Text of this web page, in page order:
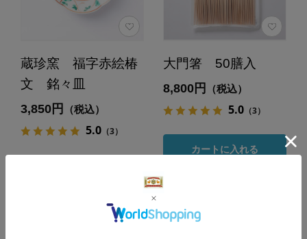
蔵珍窯 福字赤絵椿
文 銘々皿
3,850円 （税込）
5.0（3）
大門箸 50膳入
8,800円 （税込）
5.0（3）
カートに入れる